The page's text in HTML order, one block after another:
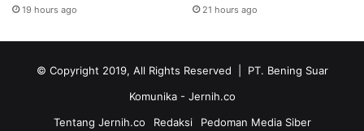
19 hours ago 21 hours ago
© Copyright 2019, All Rights Reserved | PT. Bening Suar
Komunika - Jernih.co
Tentang Jernih.co
Redaksi Pedoman Media Siber